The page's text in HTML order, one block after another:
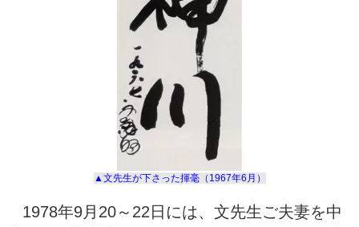
▲文先生が下さった揮毫（ 1967年6月）
1978年9月 20～ 22 日には、文先生ご夫妻を中